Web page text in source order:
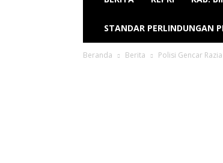
STANDAR PERLINDUNGAN
Beranda Berita Polisi Gencar